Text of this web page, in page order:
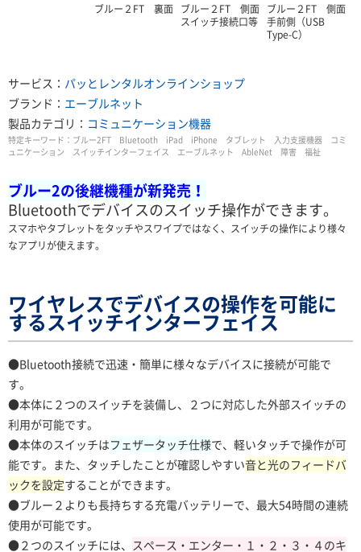
ブルー２FT 裏面 ブルー２FT 側面
スイッチ接続口等
ブルー２FT 側面
手前側（USB
Type-C）
サービス： パッとレンタルオンラインショップ
ブランド： エーブルネット
製品カテゴリ： コミュニケーション機器
特定キーワード： ブルー2FT Bluetooth iPad iPhone タブレット 入力支援機器 コミ
ュニケーション スイッチインターフェイス エーブルネット AbleNet 障害 福祉
ブルー2の後継機種が新発売 ！
Bluetoothでデバイスのスイッチ操作ができます。
スマホやタブレットをタッチやスワイプではなく、スイッチの操作により様々
なアプリが使えます。
ワイヤレスでデバイスの操作を可能に
するスイッチインターフェイス
●Bluetooth接続で迅速・簡単に様々なデバイスに接続が可能で
す。
●本体に２つのスイッチを装備し、２ つに対応した外部スイッチの
利用が可能です。
●本体のスイッチはフェザータッチ仕様で、軽いタッチで操作が可
能です。また、タッチしたことが確認しやすい音と光のフィードバ
ックを設定することができます。
●ブルー２よりも長持ちする充電バッテリーで、最大54時間の連続
使用が可能です。
●２つのスイッチには、 スペース・エンター・１・２・３・４のキ